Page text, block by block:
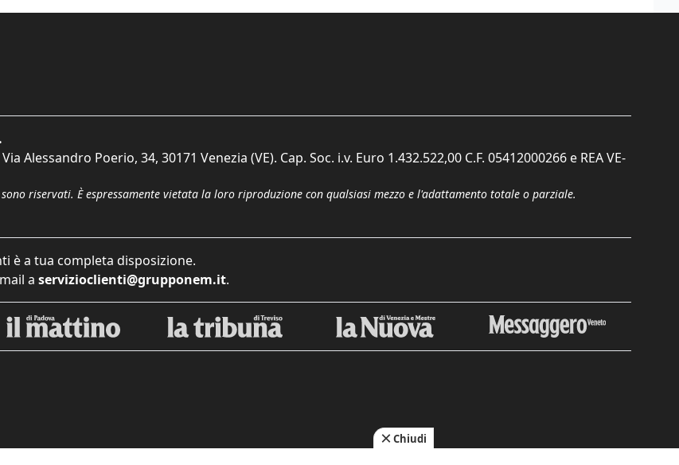
Alessandro Poerio, 34, 30171 Venezia (VE). Cap. Soc. i.v. Euro 1.432.522,00 C.F. 05412000266 e REA VE-
riservati. È espressamente vietata la loro riproduzione con qualsiasi mezzo e l'adattamento totale o parziale.
è a tua completa disposizione.
a servizioclienti@grupponem.it.
Chiudi